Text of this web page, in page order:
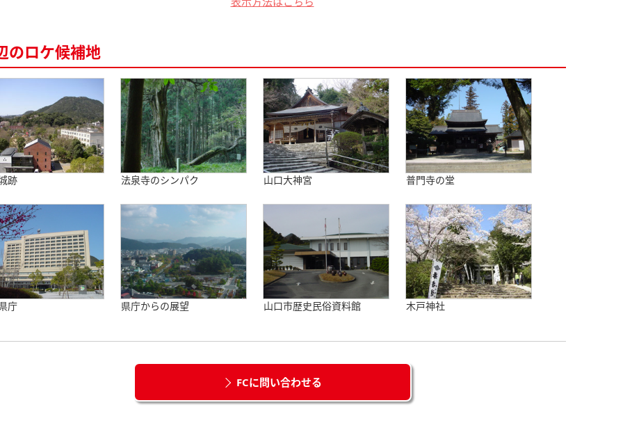
のロケ候補地
跡 法泉寺のシンパク 山口大神宮 普門寺の堂
庁 県庁からの展望 山口市歴史民俗資料館 木戸神社
FCに問い合わせる